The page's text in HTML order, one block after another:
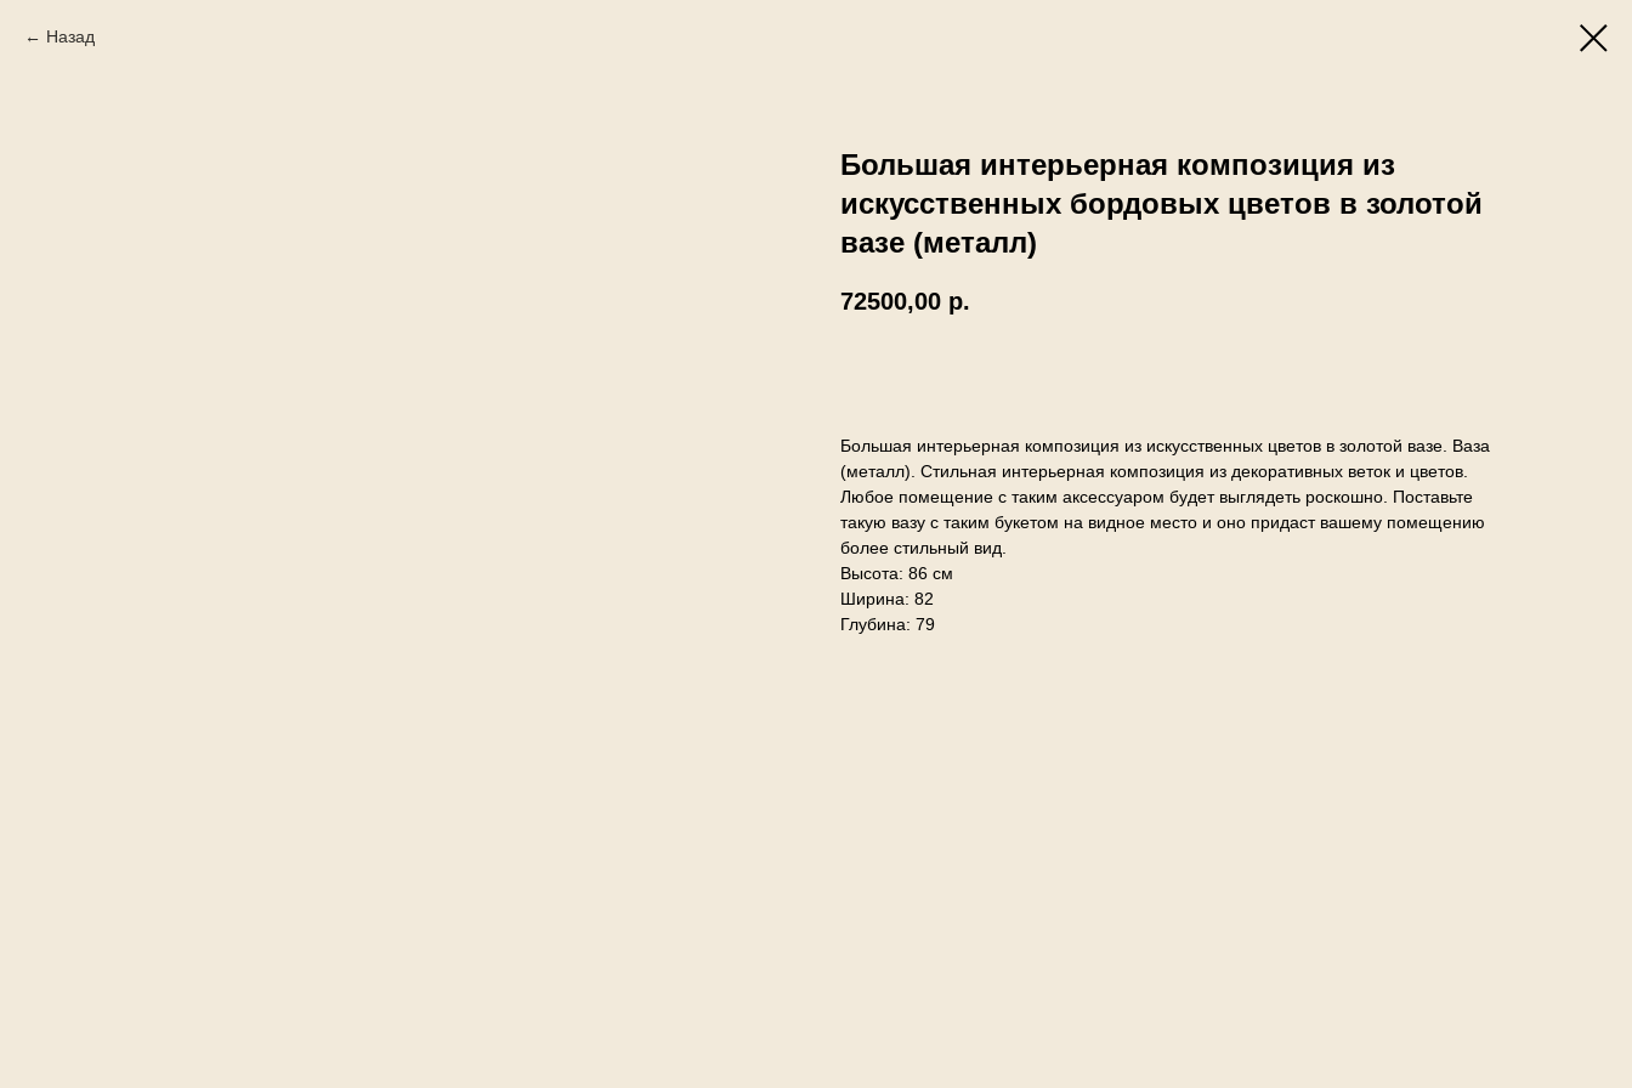
Назад
Большая интерьерная композиция из
искусственных бордовых цветов в золотой
вазе (металл)
72500,00 р.
Большая интерьерная композиция из искусственных цветов в золотой вазе. Ваза
(металл). Стильная интерьерная композиция из декоративных веток и цветов.
Любое помещение с таким аксессуаром будет выглядеть роскошно. Поставьте
такую вазу с таким букетом на видное место и оно придаст вашему помещению
более стильный вид.
Высота: 86 см
Ширина: 82
Глубина: 79